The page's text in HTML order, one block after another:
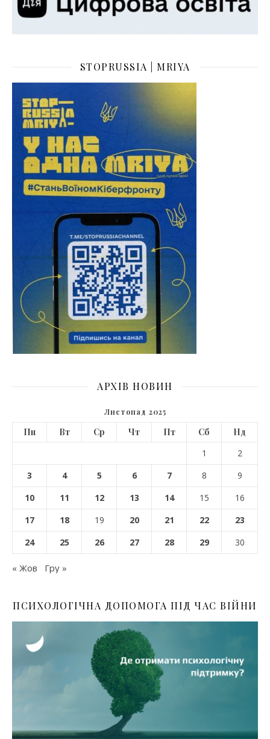
STOPRUSSIA | MRIYA
АРХІВ НОВИН
Листопад 2025
Пн Вт Ср Чт Пт Сб
Нд
1
2
3
4 5 6 7 8
9
10
11 12 13 14 15
16
17
18 19 20 21 22
23
24
25 26 27 28 29 30
« Жов Гру »
ПСИХОЛОГІЧНА ДОПОМОГА ПІД ЧАС ВІЙНИ